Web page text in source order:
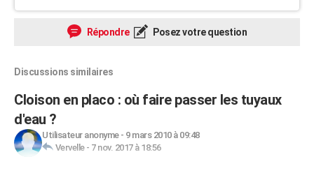
Répondre Posez votre question
Discussions similaires
Cloison en placo : où faire passer les tuyaux
d'eau ?
Utilisateur anonyme- 9 mars 2010 à 09:48
Vervelle- 7 nov. 2017 à 18:56